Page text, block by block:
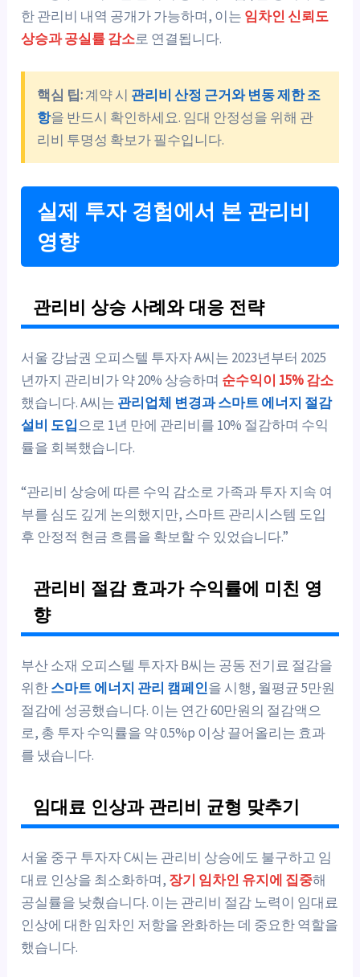
한 관리비 내역 공개가 가능하며, 이는 임차인 신뢰도
상승과 공실률 감소로 연결됩니다.
핵심 팁:계약 시 관리비 산정 근거와 변동 제한 조
항을 반드시 확인하세요. 임대 안정성을 위해 관
리비 투명성 확보가 필수입니다.
실제 투자 경험에서 본 관리비
영향
관리비 상승 사례와 대응 전략
서울 강남권 오피스텔 투자자 A씨는 2023년부터 2025
년까지 관리비가 약 20% 상승하며 순수익이 15% 감소
했습니다. A씨는 관리업체 변경과 스마트 에너지 절감
설비 도입으로 1년 만에 관리비를 10% 절감하며 수익
률을 회복했습니다.
“관리비 상승에 따른 수익 감소로 가족과 투자 지속 여
부를 심도 깊게 논의했지만, 스마트 관리시스템 도입
후 안정적 현금 흐름을 확보할 수 있었습니다.”
관리비 절감 효과가 수익률에 미친 영
향
부산 소재 오피스텔 투자자 B씨는 공동 전기료 절감을
위한스마트 에너지 관리 캠페인을 시행, 월평균 5만원
절감에 성공했습니다. 이는 연간 60만원의 절감액으
로, 총 투자 수익률을 약 0.5%p 이상 끌어올리는 효과
를 냈습니다.
임대료 인상과 관리비 균형 맞추기
서울 중구 투자자 C씨는 관리비 상승에도 불구하고 임
대료 인상을 최소화하며, 장기 임차인 유지에 집중해
공실률을 낮췄습니다. 이는 관리비 절감 노력이 임대료
인상에 대한 임차인 저항을 완화하는 데 중요한 역할을
했습니다.